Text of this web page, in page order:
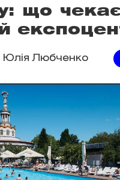
що
Юлія Любченко